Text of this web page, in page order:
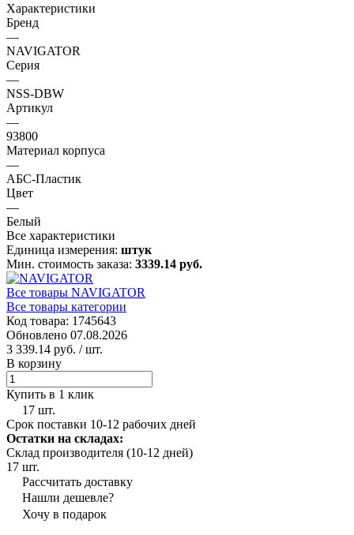
Характеристики
Бренд
—
NAVIGATOR
Серия
—
NSS-DBW
Артикул
—
93800
Материал корпуса
—
АБС-Пластик
Цвет
—
Белый
Все характеристики
Единица измерения: штук
Мин. стоимость заказа: 3339.14 руб.
Все товары NAVIGATOR
Все товары категории
Код товара: 1745643
Обновлено 07.08.2026
3 339.14 руб. / шт.
В корзину
Купить в 1 клик
17 шт.
Срок поставки 10-12 рабочих дней
Остатки на складах:
Склад производителя (10-12 дней)
17 шт.
Рассчитать доставку
Нашли дешевле?
Хочу в подарок